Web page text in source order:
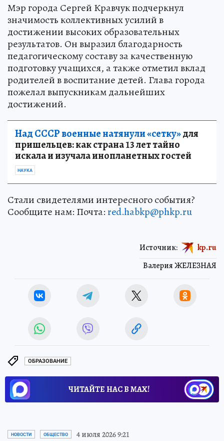
Мэр города Сергей Кравчук подчеркнул
значимость коллективных усилий в
достижении высоких образовательных
результатов. Он выразил благодарность
педагогическому составу за качественную
подготовку учащихся, а также отметил вклад
родителей в воспитание детей. Глава города
пожелал выпускникам дальнейших
достижений.
Над СССР военные натянули «сетку»для
пришельцев: как страна 13 лет тайно
искала и изучала инопланетных гостей
НАУКА
Стали свидетелями интересного события?
Сообщите нам: Почта:red.habkp@phkp.ru
Валерия ЖЕЛЕЗНАЯ
Источник: kp.ru
ОБРАЗОВАНИЕ
ЧИТАЙТЕ НАС В МАХ!
НОВОСТИ ОБЩЕСТВО 4 июля 2026 9:21